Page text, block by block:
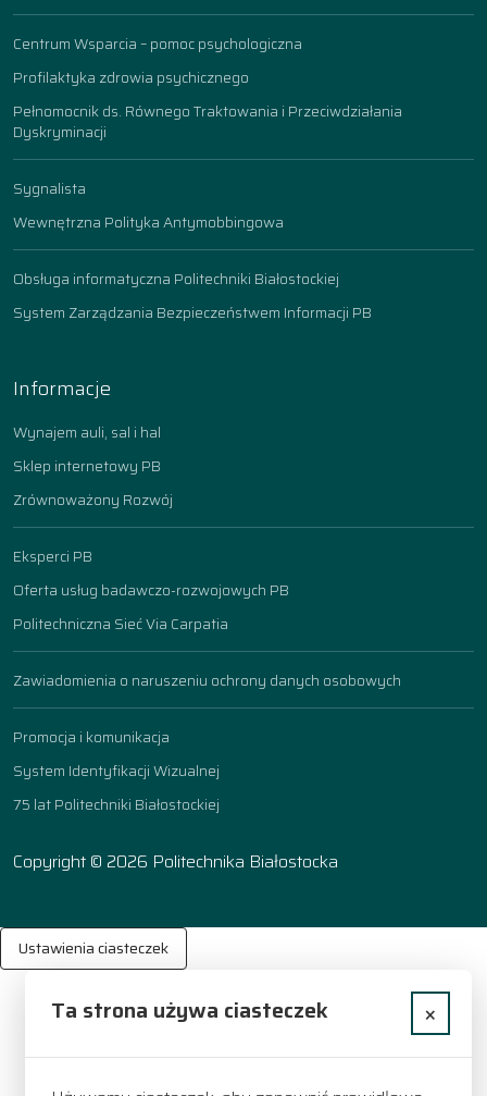
Centrum Wsparcia – pomoc psychologiczna
Profilaktyka zdrowia psychicznego
Pełnomocnik ds. Równego Traktowania i Przeciwdziałania
Dyskryminacji
Sygnalista
Wewnętrzna Polityka Antymobbingowa
Obsługa informatyczna Politechniki Białostockiej
System Zarządzania Bezpieczeństwem Informacji PB
Informacje
Wynajem auli, sal i hal
Sklep internetowy PB
Zrównoważony Rozwój
Eksperci PB
Oferta usług badawczo-rozwojowych PB
Politechniczna Sieć Via Carpatia
Zawiadomienia o naruszeniu ochrony danych osobowych
Promocja i komunikacja
System Identyfikacji Wizualnej
75 lat Politechniki Białostockiej
Copyright © 2026 Politechnika Białostocka
Ustawienia ciasteczek
Ta strona używa ciasteczek ×